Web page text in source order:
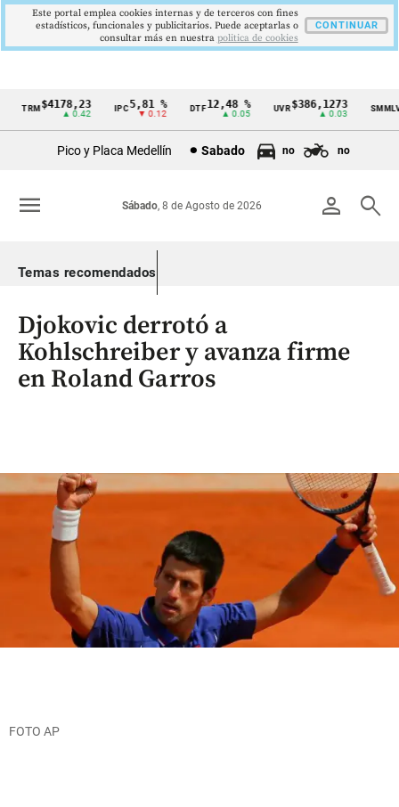
Cintillo
Colombia
TRM$4178,23
▲ 0.42
5,81 %
▼ 0.12
DTF12,48 %
▲ 0.05
UVR$386,1273
▲ 0.03
SMMLV
Pico y Placa Medellín Sabado no no
person search
Sábado, 8 de Agosto de 2026
menu
Temas recomendados
Djokovic derrotó a
Kohlschreiber y avanza firme
en Roland Garros
FOTO AP
Este portal emplea cookies internas y de terceros con fines
estadísticos, funcionales y publicitarios. Puede aceptarlas o
consultar más en nuestra politica de cookies
CONTINUAR